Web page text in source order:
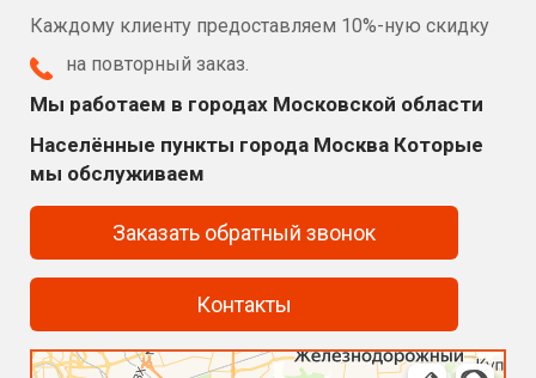
Каждому клиенту предоставляем 10%-ную скидку
на повторный заказ.
Мы работаем в городах Московской области
Населённые пункты города Москва Которые
мы обслуживаем
Заказать обратный звонок
Контакты